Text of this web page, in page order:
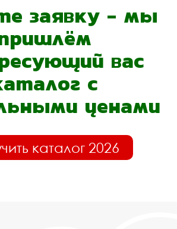
заявку - мы
вас
с
ценами
каталог 2026